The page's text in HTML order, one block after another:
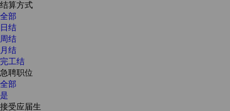
结算方式
全部
日结
周结
月结
完工结
急聘职位
全部
是
接受应届生